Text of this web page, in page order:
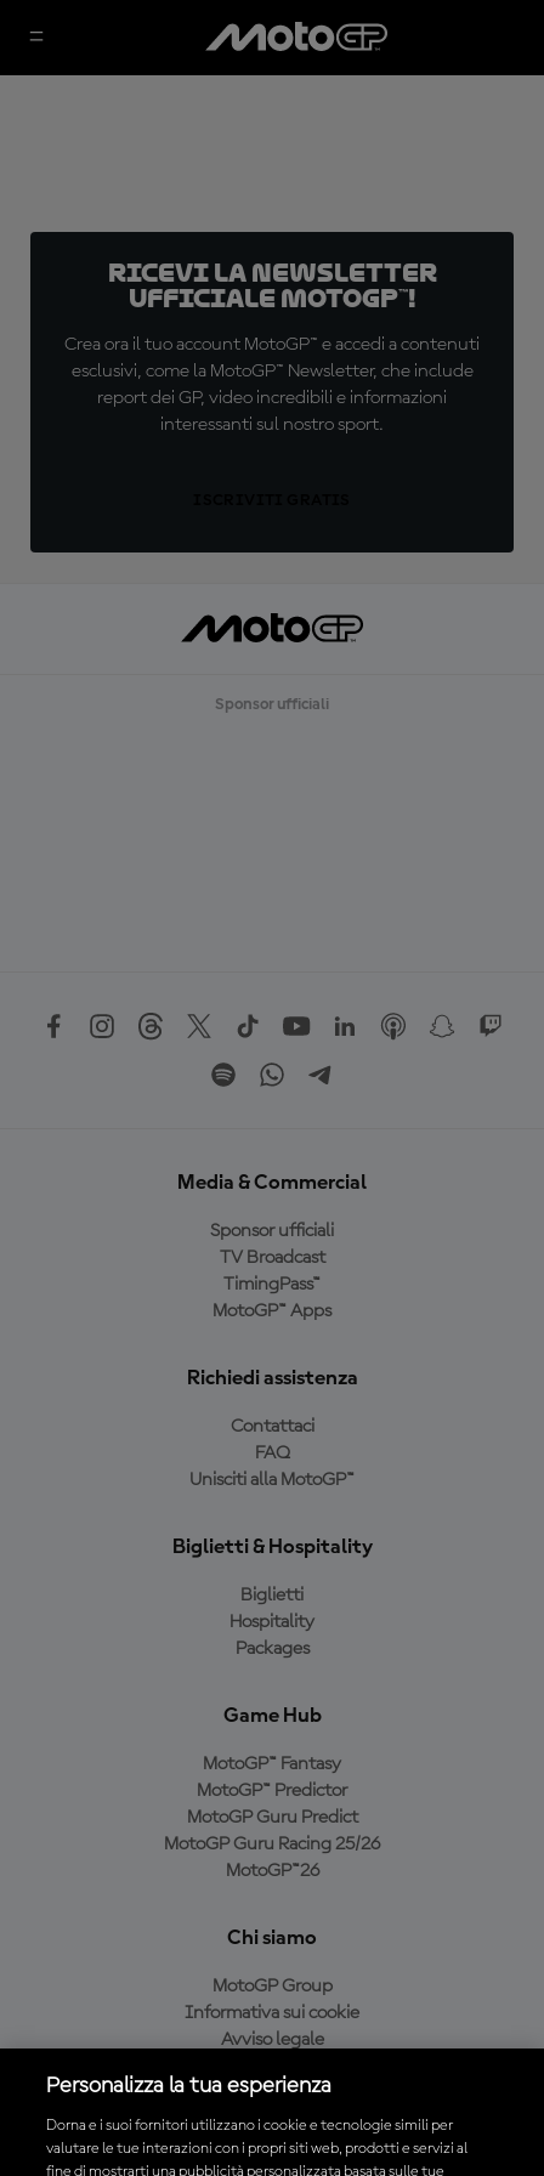
Ricevi la newsletter
ufficiale MotoGP™!
Crea ora il tuo account MotoGP™ e accedi a contenuti
esclusivi, come la MotoGP™ Newsletter, che include
report dei GP, video incredibili e informazioni
interessanti sul nostro sport.
Sponsor ufficiali
Media & Commercial
Sponsor ufficiali
TV Broadcast
TimingPass™
MotoGP™ Apps
Richiedi assistenza
Contattaci
FAQ
Unisciti alla MotoGP™
Biglietti & Hospitality
Biglietti
Hospitality
Packages
Game Hub
MotoGP™ Fantasy
MotoGP™ Predictor
MotoGP Guru Predict
MotoGP Guru Racing 25/26
MotoGP™26
Chi siamo
MotoGP Group
Informativa sui cookie
Avviso legale
Condizioni di acquisto
Personalizza la tua esperienza
Dorna e i suoi fornitori utilizzano i cookie e tecnologie simili per
valutare le tue interazioni con i propri siti web, prodotti e servizi al
fine di mostrarti una pubblicità personalizzata basata sulle tue